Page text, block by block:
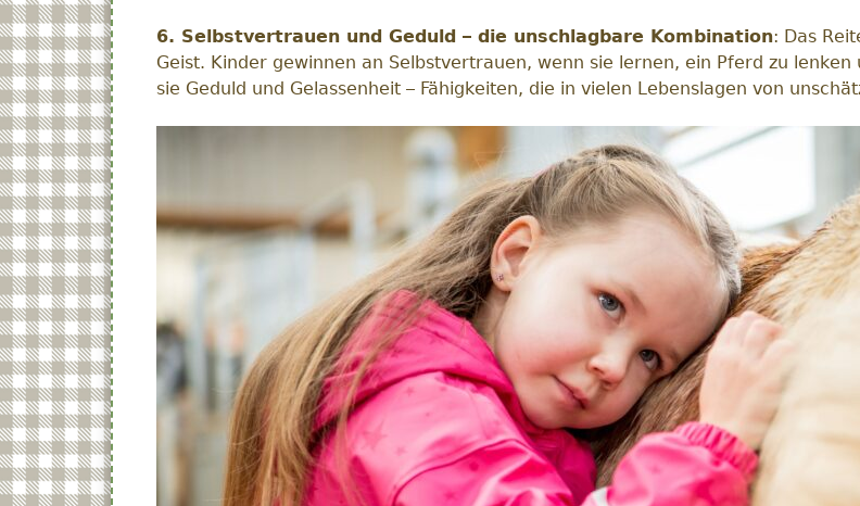
6. Selbstvertrauen und Geduld – die unschlagbare Kombination: Das
Geist. Kinder gewinnen an Selbstvertrauen, wenn sie lernen, ein Pferd zu
sie Geduld und Gelassenheit – Fähigkeiten, die in vielen Lebenslagen von